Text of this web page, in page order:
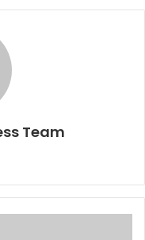
Team